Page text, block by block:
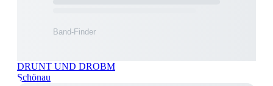
DRUNT UND DROBM
Schönau